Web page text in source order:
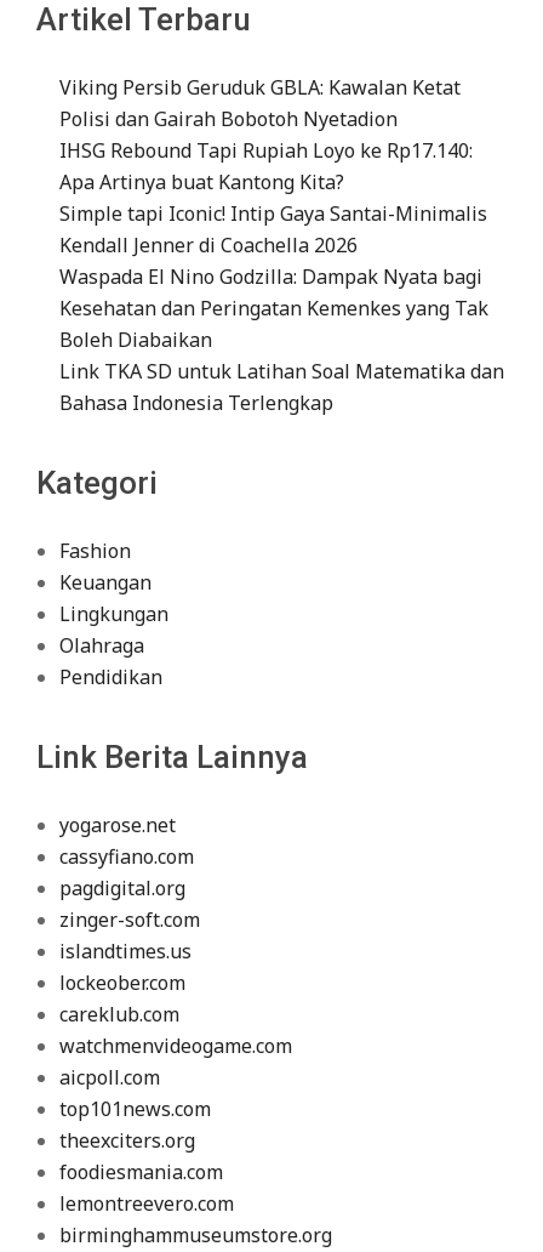
Artikel Terbaru
Viking Persib Geruduk GBLA: Kawalan Ketat
Polisi dan Gairah Bobotoh Nyetadion
IHSG Rebound Tapi Rupiah Loyo ke Rp17.140:
Apa Artinya buat Kantong Kita?
Simple tapi Iconic! Intip Gaya Santai-Minimalis
Kendall Jenner di Coachella 2026
Waspada El Nino Godzilla: Dampak Nyata bagi
Kesehatan dan Peringatan Kemenkes yang Tak
Boleh Diabaikan
Link TKA SD untuk Latihan Soal Matematika dan
Bahasa Indonesia Terlengkap
Kategori
Fashion
Keuangan
Lingkungan
Olahraga
Pendidikan
Link Berita Lainnya
yogarose.net
cassyfiano.com
pagdigital.org
zinger-soft.com
islandtimes.us
lockeober.com
careklub.com
watchmenvideogame.com
aicpoll.com
top101news.com
theexciters.org
foodiesmania.com
lemontreevero.com
birminghammuseumstore.org